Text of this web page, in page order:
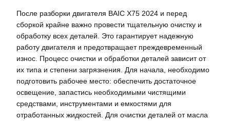
После разборки двигателя BAIC X75 2024 и перед
сборкой крайне важно провести тщательную очистку и
обработку всех деталей. Это гарантирует надежную
работу двигателя и предотвращает преждевременный
износ. Процесс очистки и обработки деталей зависит от
их типа и степени загрязнения. Для начала, необходимо
подготовить рабочее место: обеспечить достаточное
освещение, запастись необходимыми чистящими
средствами, инструментами и емкостями для
отработанных жидкостей. Для очистки деталей от масла